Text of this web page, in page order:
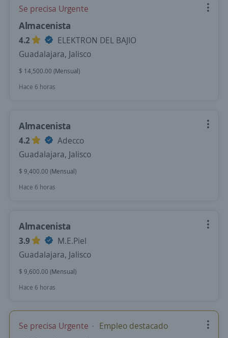
Se precisa Urgente
Almacenista
4.2
ELEKTRON DEL BAJIO
Guadalajara, Jalisco
$ 14,500.00 (Mensual)
Hace 6 horas
Almacenista
4.2
Adecco
Guadalajara, Jalisco
$ 9,400.00 (Mensual)
Hace 6 horas
Almacenista
3.9
M.E.Piel
Guadalajara, Jalisco
$ 9,600.00 (Mensual)
Hace 6 horas
Se precisa Urgente Empleo destacado